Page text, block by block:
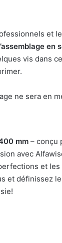
et
en
vis dans
ne sera en
mm– conçu
avec
et les
et définissez